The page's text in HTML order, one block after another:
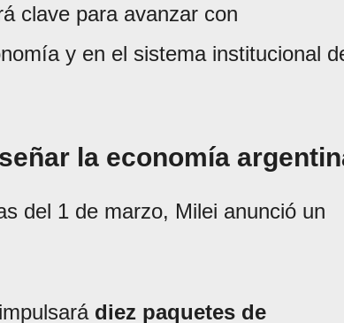
clave para avanzar con
y en el sistema institucional
la economía
del 1 de marzo, Milei anunció un
diez paquetes de